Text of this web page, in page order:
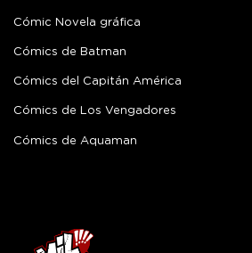
Cómic Novela gráfica
Cómics de Batman
Cómics del Capitán América
Cómics de Los Vengadores
Cómics de Aquaman